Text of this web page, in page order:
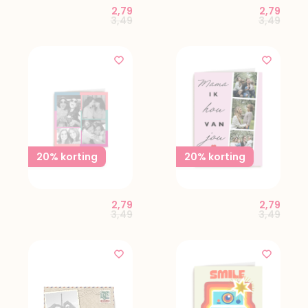
Price reduced from
3,49to
2,79
Price
3,49to
2,79
20% korting
Price reduced from
3,49to
2,79
20% korting
Price
3,49to
2,79